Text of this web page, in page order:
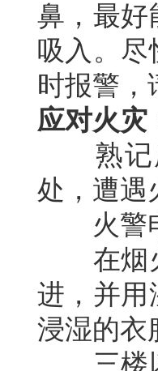
鼻，最好
吸入。
时报警，
应对火灾
熟记所
处，遭遇
火警
在烟火
进，并用
浸湿的衣
三楼以